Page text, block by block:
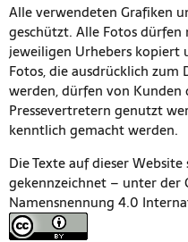
Alle verwendeten Grafiken
geschützt. Alle Fotos
jeweiligen Urhebers
Fotos, die ausdrücklich
werden, dürfen von Kunden
Pressevertretern genutzt
kenntlich gemacht werden.
Die Texte auf dieser
gekennzeichnet – unter der
Namensnennung 4.0